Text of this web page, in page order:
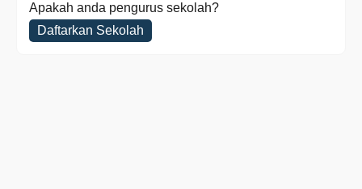
Apakah anda pengurus sekolah?
Daftarkan Sekolah